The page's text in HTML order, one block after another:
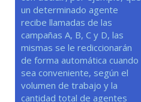
un determinado agente
recibe llamadas de las
campañas A, B, C y D, las
mismas se le rediccionarán
de forma automática cuando
sea conveniente, según el
volumen de trabajo y la
cantidad total de agentes